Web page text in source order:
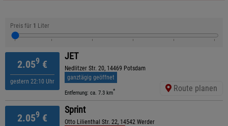
Preis für 1 Liter
2.059 €
gestern 22:10 Uhr
JET
Nedlitzer Str. 20, 14469 Potsdam
ganztägig geöffnet
Entfernung: ca. 7.3 km* Route planen
2.059 €
Sprint
Otto Lilienthal Str. 22, 14542 Werder